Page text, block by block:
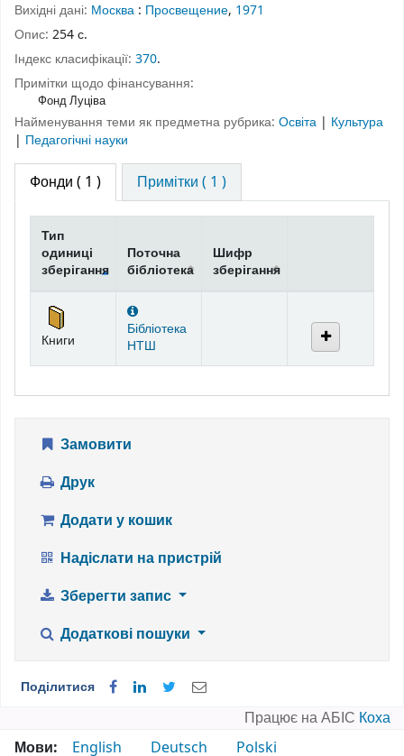
Вихідні дані: Москва : Просвещение, 1971
Опис: 254 с.
Індекс класифікації: 370.
Примітки щодо фінансування:
Фонд Луціва
Найменування теми як предметна рубрика: Освіта | Культура
| Педагогічні науки
Фонди ( 1 ) Примітки ( 1 )
Фонди
Тип
одиниці
зберігання
Поточна
бібліотека
Шифр
зберігання
Книги
Бібліотека
НТШ
Замовити
Друк
Додати у кошик
Надіслати на пристрій
Зберегти запис
Додаткові пошуки
Поділитися
Працює на АБІС Коха
Мови:
English Deutsch Polski